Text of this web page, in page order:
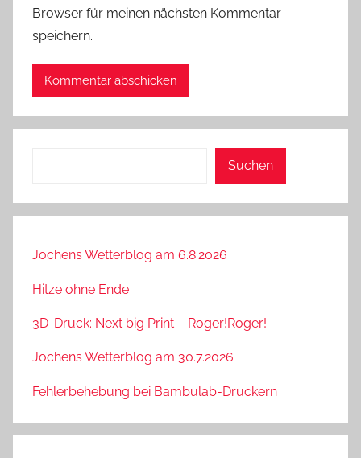
Browser für meinen nächsten Kommentar
speichern.
Suchen
Jochens Wetterblog am 6.8.2026
Hitze ohne Ende
3D-Druck: Next big Print – Roger!Roger!
Jochens Wetterblog am 30.7.2026
Fehlerbehebung bei Bambulab-Druckern